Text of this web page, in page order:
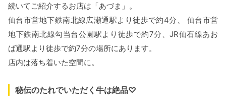
続いてご紹介するお店は「あづま」。
仙台市営地下鉄南北線広瀬通駅より徒歩で約4分、 仙台市営
地下鉄南北線勾当台公園駅より徒歩で約7分、JR仙石線あお
ば通駅より徒歩で約7分の場所にあります。
店内は落ち着いた空間に。
秘伝のたれでいただく牛は絶品♡